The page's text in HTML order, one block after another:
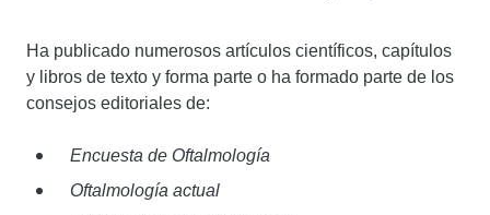
Ha publicado numerosos artículos científicos, capítulos
y libros de texto y forma parte o ha formado parte de los
consejos editoriales de:
Encuesta de Oftalmología
Oftalmología actual